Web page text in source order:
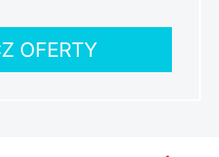
OFERTY